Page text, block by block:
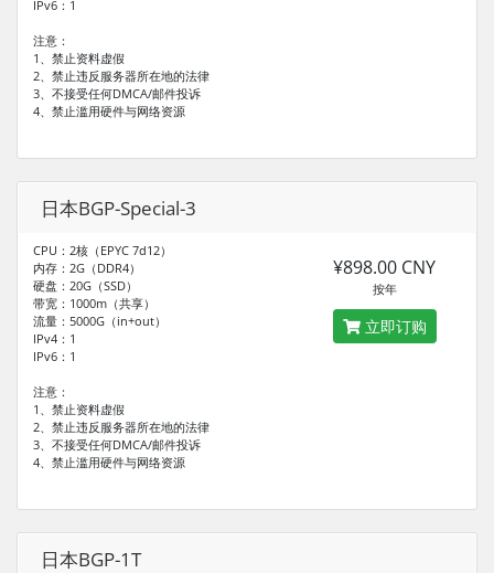
IPv6：1
注意：
1、禁止资料虚假
2、禁止违反服务器所在地的法律
3、不接受任何DMCA/邮件投诉
4、禁止滥用硬件与网络资源
日本BGP-Special-3
CPU：2核（EPYC 7d12）
内存：2G（DDR4）
硬盘：20G（SSD）
带宽：1000m（共享）
流量：5000G（in+out）
IPv4：1
IPv6：1
注意：
1、禁止资料虚假
2、禁止违反服务器所在地的法律
3、不接受任何DMCA/邮件投诉
4、禁止滥用硬件与网络资源
¥898.00 CNY
按年
立即订购
日本BGP-1T